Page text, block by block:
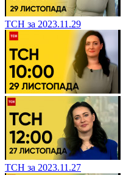
ТСН за 2023.11.29
ТСН за 2023.11.27